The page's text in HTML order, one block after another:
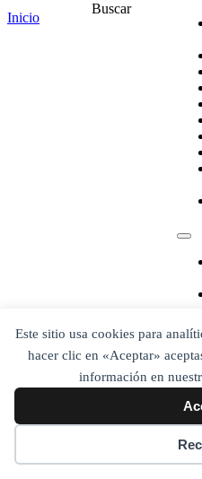
Este sitio usa cookies para
hacer clic en «Aceptar»
información en
Inicio
Buscar
¡Ponete
Escribe aquí abajo lo que desees